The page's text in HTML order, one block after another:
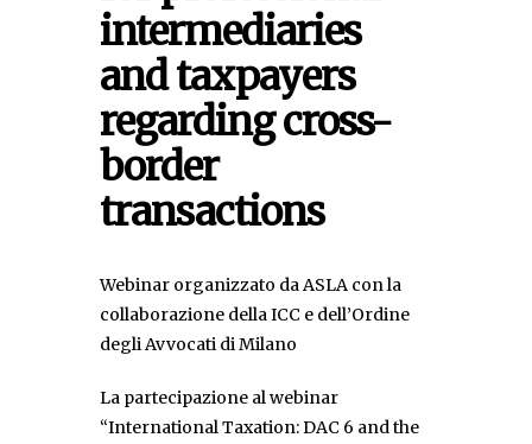
intermediaries
and taxpayers
regarding cross-
border
transactions
Webinar organizzato da ASLA con la
collaborazione della ICC e dell’Ordine
degli Avvocati di Milano
La partecipazione al webinar
“International Taxation: DAC 6 and the